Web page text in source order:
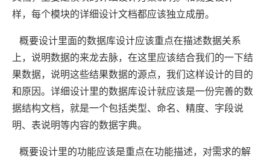
样，每个模块的详细设计文档都应该独立成册。
概要设计里面的数据库设计应该重点在描述数据关系
上，说明数据的来龙去脉，在这里应该结合我们的一下结
果数据，说明这些结果数据的源点，我们这样设计的目的
和原因。详细设计里的数据库设计就应该是一份完善的数
据结构文档，就是一个包括类型、命名、精度、字段说
明、表说明等内容的数据字典。
概要设计里的功能应该是重点在功能描述，对需求的解